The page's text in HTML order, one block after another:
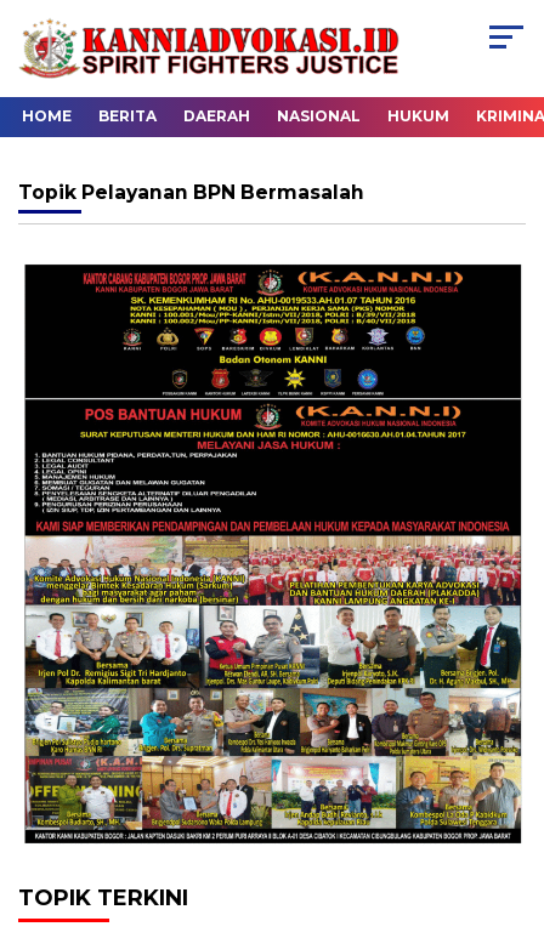
HOME BERITA DAERAH NASIONAL HUKUM
Topik Pelayanan BPN Bermasalah
TOPIK TERKINI